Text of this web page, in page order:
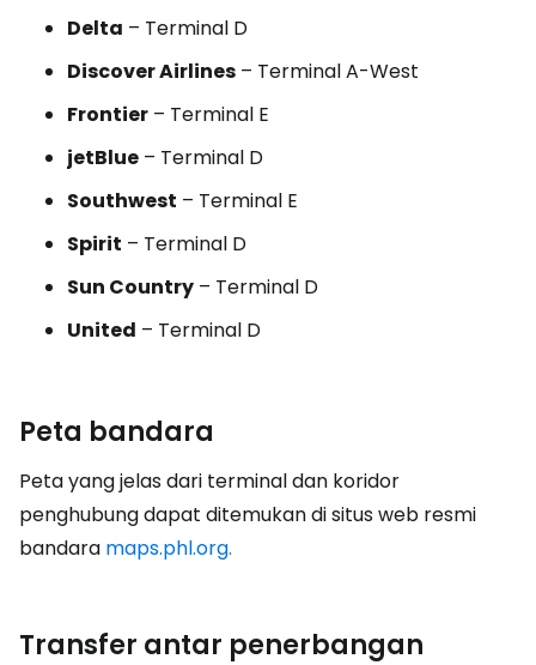
Delta – Terminal D
Discover Airlines – Terminal A-West
Frontier – Terminal E
jetBlue – Terminal D
Southwest – Terminal E
Spirit – Terminal D
Sun Country – Terminal D
United – Terminal D
Peta bandara
Peta yang jelas dari terminal dan koridor
penghubung dapat ditemukan di situs web resmi
bandara maps.phl.org.
Transfer antar penerbangan